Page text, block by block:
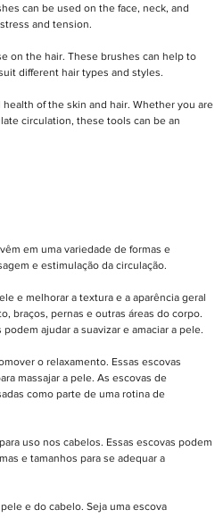
can be used on the face, neck, and
and tension.
on the hair. These brushes can help to
different hair types and styles.
of the skin and hair. Whether you are
circulation, these tools can be an
em uma variedade de formas e
e estimulação da circulação.
e melhorar a textura e a aparência geral
braços, pernas e outras áreas do corpo.
ajudar a suavizar e amaciar a pele.
o relaxamento. Essas escovas
massajar a pele. As escovas de
como parte de uma rotina de
uso nos cabelos. Essas escovas podem
e tamanhos para se adequar a
e do cabelo. Seja uma escova